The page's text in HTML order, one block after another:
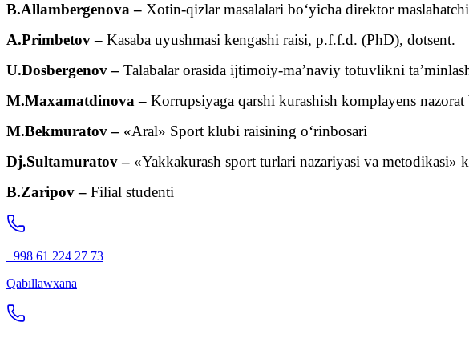
B.Allambergenova – Xotin-qizlar masalalari bo‘yicha direktor
A.Primbetov – Kasaba uyushmasi kengashi raisi, p.f.f.d. (PhD), dotsent.
U.Dosbergenov – Talabalar orasida ijtimoiy-ma’naviy totuvlikni
M.Maxamatdinova – Korrupsiyaga qarshi kurashish komplayens
M.Bekmuratov – «Aral» Sport klubi raisining o‘rinbosari
Dj.Sultamuratov – «Yakkakurash sport turlari nazariyasi va
B.Zaripov – Filial studenti
+998 61 224 27 73
Qabıllawxana